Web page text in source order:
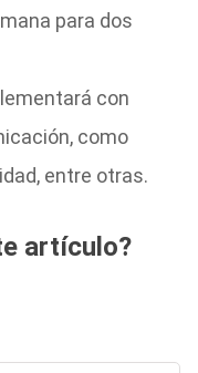
para dos
con
como
entre otras.
artículo?